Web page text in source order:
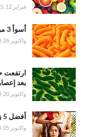
فبراير 12, 2025
أسوأ 3 مواد كيميائية في طعامك يمكن أن تضر بصحتك
واكتوبر 26, 2024
ارتفعت
بعد
واكتوبر 20, 2024
أفضل 5 زيوت هندية لنمو الشعر
واكتوبر 05, 2024